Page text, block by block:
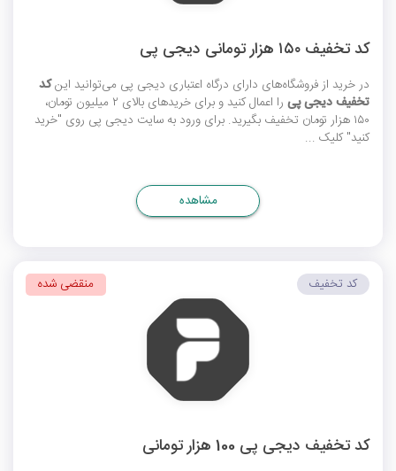
کد تخفیف ۱۵۰ هزار تومانی دیجی پی
در خرید از فروشگاه‌های دارای درگاه اعتباری دیجی پی می‌توانید اینکد
تخفیف دیجی پی
را اعمال کنید و برای خریدهای بالای ۲ میلیون تومان،
۱۵۰ هزار تومان تخفیف بگیرید. برای ورود به سایت دیجی پی روی "خرید
کنید" کلیک ...
مشاهده
کد تخفیف دیجی پی 100 هزار تومانی
کد تخفیف منقضی شده